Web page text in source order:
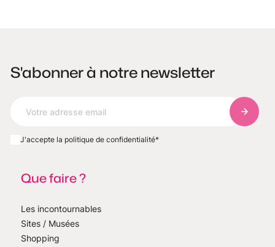
S'abonner à notre newsletter
J'accepte la politique de confidentialité*
Que faire ?
Les incontournables
Sites / Musées
Shopping